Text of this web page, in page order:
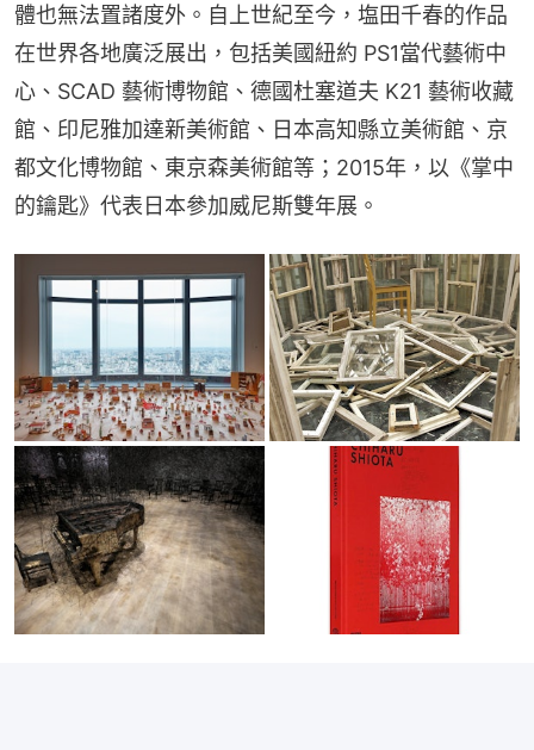
體也無法置諸度外。自上世紀至今，塩田千春的作品
在世界各地廣泛展出，包括美國紐約 PS1當代藝術中
心、SCAD 藝術博物館、德國杜塞道夫 K21 藝術收藏
館、印尼雅加達新美術館、日本高知縣立美術館、京
都文化博物館、東京森美術館等；2015年，以《掌中
的鑰匙》代表日本參加威尼斯雙年展。